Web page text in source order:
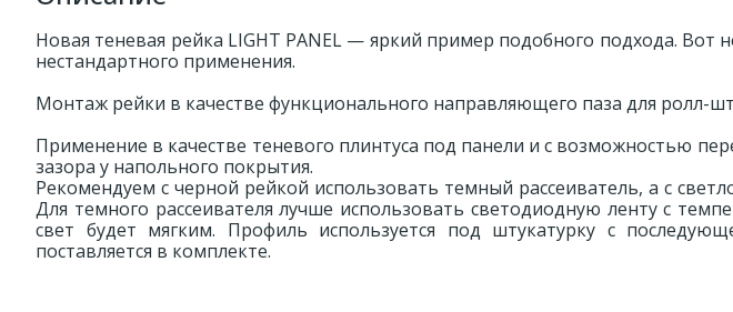
Новая теневая рейка LIGHT PANEL — яркий пример подобного подхода. Вот
нестандартного применения.
Монтаж рейки в качестве функционального направляющего паза для ролл-
Применение в качестве теневого плинтуса под панели и с возможностью
зазора у напольного покрытия.
Рекомендуем с черной рейкой использовать темный рассеиватель, а с
Для темного рассеивателя лучше использовать светодиодную ленту с
свет будет мягким. Профиль используется под штукатурку с
поставляется в комплекте.